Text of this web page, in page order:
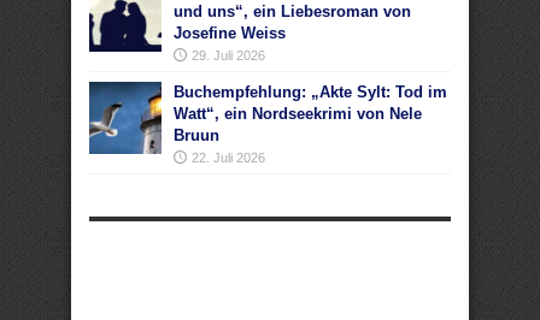
und uns“, ein Liebesroman von
Josefine Weiss
29. Juli 2026
Buchempfehlung: „Akte Sylt: Tod im
Watt“, ein Nordseekrimi von Nele
Bruun
22. Juli 2026